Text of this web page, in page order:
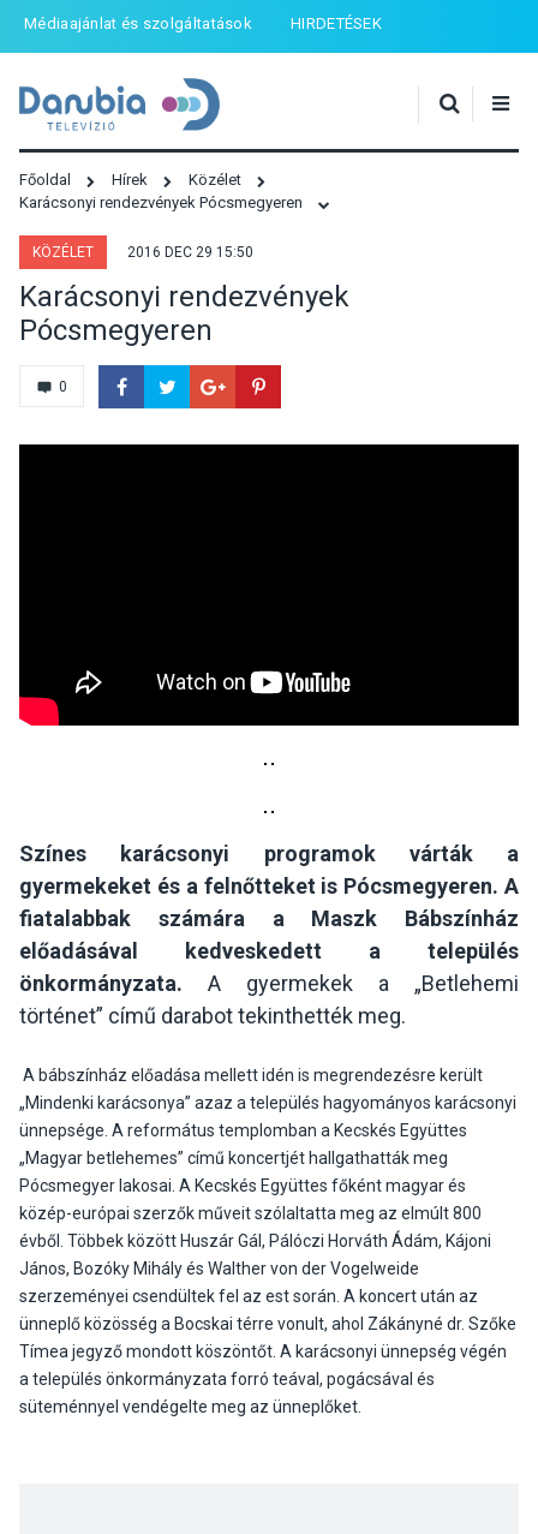
Médiaajánlat és szolgáltatások HIRDETÉSEK
Főoldal Hírek
Közélet
Karácsonyi rendezvények Pócsmegyeren
KÖZÉLET 2016 DEC 29 15:50
Karácsonyi rendezvények
Pócsmegyeren
0
Színes karácsonyi programok várták a
gyermekeket és a felnőtteket is Pócsmegyeren. A
fiatalabbak számára a Maszk Bábszínház
előadásával kedveskedett a település
önkormányzata. A gyermekek a „Betlehemi
történet” című darabot tekinthették meg.
A bábszínház előadása mellett idén is megrendezésre került
„Mindenki karácsonya” azaz a település hagyományos karácsonyi
ünnepsége. A református templomban a Kecskés Együttes
„Magyar betlehemes” című koncertjét hallgathatták meg
Pócsmegyer lakosai. A Kecskés Együttes főként magyar és
közép-európai szerzők műveit szólaltatta meg az elmúlt 800
évből. Többek között Huszár Gál, Pálóczi Horváth Ádám, Kájoni
János, Bozóky Mihály és Walther von der Vogelweide
szerzeményei csendültek fel az est során. A koncert után az
ünneplő közösség a Bocskai térre vonult, ahol Zákányné dr. Szőke
Tímea jegyző mondott köszöntőt. A karácsonyi ünnepség végén
a település önkormányzata forró teával, pogácsával és
süteménnyel vendégelte meg az ünneplőket.